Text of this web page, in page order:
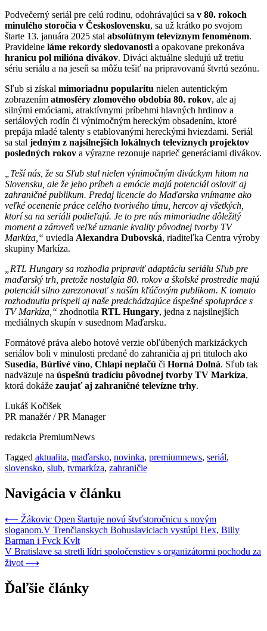
Podvečerný seriál pre celú rodinu, odohrávajúci sa v 80. rokoch
minulého storočia v Československu, sa už krátko po svojom
štarte 13. januára 2025 stal absolútnym televíznym fenoménom.
Pravidelne láme rekordy sledovanosti a opakovane prekonáva
hranicu pol milióna divákov. Diváci aktuálne sledujú už tretiu
sériu seriálu a na jeseň sa môžu tešiť na pripravovanú štvrtú sezónu.
Sľub si získal mimoriadnu popularitu nielen autentickým
zobrazením atmosféry zlomového obdobia 80. rokov, ale aj
silnými emóciami, atraktívnymi príbehmi hlavných hrdinov a
seriálových rodín či výnimočným hereckým obsadením, ktoré
prepája mladé talenty s etablovanými hereckými hviezdami. Seriál
sa stal jedným z najsilnejších lokálnych televíznych projektov
posledných rokov a výrazne rezonuje naprieč generáciami divákov.
„Teší nás, že sa Sľub stal nielen výnimočným diváckym hitom na
Slovensku, ale že jeho príbeh a emócie majú potenciál osloviť aj
zahraničné publikum. Predaj licencie do Maďarska vnímame ako
veľké ocenenie práce celého tvorivého tímu, hercov aj všetkých,
ktorí sa na seriáli podieľajú. Je to pre nás mimoriadne dôležitý
moment a zároveň veľké uznanie kvality pôvodnej tvorby TV
Markíza,“ uviedla Alexandra Dubovská, riaditeľka Centra výroby
skupiny Markíza.
„RTL Hungary sa rozhodla pripraviť adaptáciu seriálu Sľub pre
maďarský trh, pretože nostalgia 80. rokov a školské prostredie majú
potenciál silno zarezonovať s naším kľúčovým publikom. K tomuto
rozhodnutiu prispeli aj naše predchádzajúce úspešné spolupráce s
TV Markíza,“ zhodnotila RTL Hungary, jedna z najsilnejších
mediálnych skupín v susednom Maďarsku.
Formátové práva alebo hotové verzie obľúbených markizáckych
seriálov boli v minulosti predané do zahraničia aj pri tituloch ako
Susedia, Búrlivé víno, Chlapi neplačú či Horná Dolná. Sľub tak
nadväzuje na úspešnú tradíciu pôvodnej tvorby TV Markíza,
ktorá dokáže zaujať aj zahraničné televízne trhy.
Lukáš Kočišek
PR manažér / PR Manager
redakcia PremiumNews
Tagged aktualita, maďarsko, novinka, premiumnews, seriál,
slovensko, slub, tvmarkíza, zahraničie
Navigácia v článku
⟵ Žákovic Open štartuje novú štvťstoročnicu s novým
sloganom.V Trenčianskych Bohuslaviciach vystúpi Hex, Billy
Barman i Fvck Kvlt
V Bratislave sa stretli lídri spoločenstiev s organizátormi pochodu za
život ⟶
Ďaľšie články